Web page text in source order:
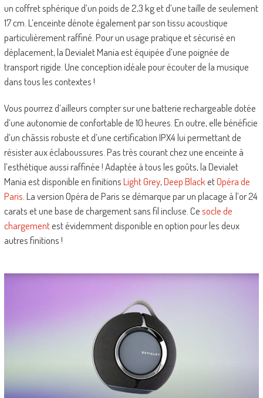
un coffret sphérique d’un poids de 2,3 kg et d’une taille de seulement
17 cm. L’enceinte dénote également par son tissu acoustique
particulièrement raffiné. Pour un usage pratique et sécurisé en
déplacement, la Devialet Mania est équipée d’une poignée de
transport rigide. Une conception idéale pour écouter de la musique
dans tous les contextes !
Vous pourrez d’ailleurs compter sur une batterie rechargeable dotée
d’une autonomie de confortable de 10 heures. En outre, elle bénéficie
d’un châssis robuste et d’une certification IPX4 lui permettant de
résister aux éclaboussures. Pas très courant chez une enceinte à
l’esthétique aussi raffinée ! Adaptée à tous les goûts, la Devialet
Mania est disponible en finitionsLight Grey,Deep BlacketOpéra de
Paris . La version Opéra de Paris se démarque par un placage à l’or 24
carats et une base de chargement sans fil incluse. Cesocle de
chargementest évidemment disponible en option pour les deux
autres finitions !